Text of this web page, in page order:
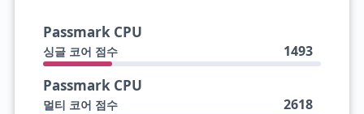
Passmark CPU
싱글 코어 점수 1493
Passmark CPU
멀티 코어 점수 2618